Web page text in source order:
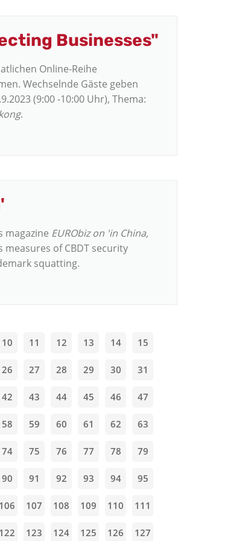
Businesses"
Online-Reihe
Wechselnde Gäste geben
(9:00 -10:00 Uhr), Thema:
.
magazine EURObiz on 'in China,
of CBDT security
squatting.
10 11 12 13 14 15
26 27 28 29 30 31
42 43 44 45 46 47
58 59 60 61 62 63
74 75 76 77 78 79
90 91 92 93 94 95
106 107 108 109 110 111
122 123 124 125 126 127